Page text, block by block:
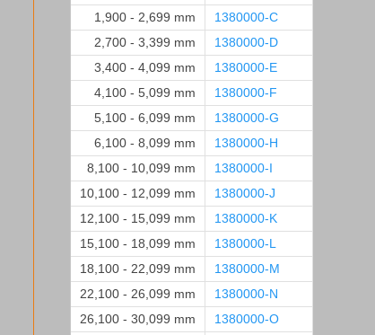
1,900 - 2,699 mm
1380000-C
2,700 - 3,399 mm
1380000-D
3,400 - 4,099 mm
1380000-E
4,100 - 5,099 mm
1380000-F
5,100 - 6,099 mm
1380000-G
6,100 - 8,099 mm
1380000-H
8,100 - 10,099 mm
1380000-I
10,100 - 12,099 mm
1380000-J
12,100 - 15,099 mm
1380000-K
15,100 - 18,099 mm
1380000-L
18,100 - 22,099 mm
1380000-M
22,100 - 26,099 mm
1380000-N
26,100 - 30,099 mm
1380000-O